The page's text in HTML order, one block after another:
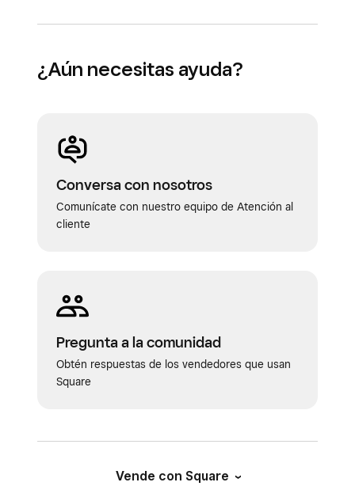
¿Aún necesitas ayuda?
Conversa con nosotros
Comunícate con nuestro equipo de Atención al
cliente
Pregunta a la comunidad
Obtén respuestas de los vendedores que usan
Square
Vende con Square